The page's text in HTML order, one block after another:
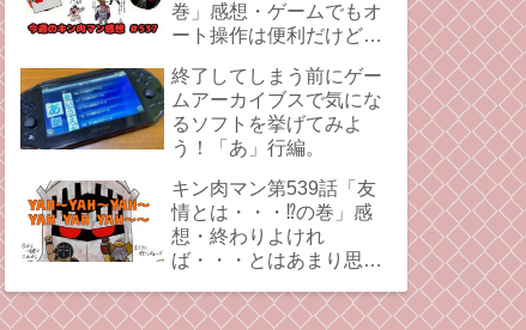
巻」感想・ゲームでもオ
ート操作は便利だけど、
ことあるよね。
終了してしまう前にゲー
ムアーカイブスで気にな
るソフトを挙げてみよ
う！「あ」行編。
キン肉マン第539話「友
情とは・・・⁉︎の巻」感
想・終わりよけれ
ば・・・とはあまり思え